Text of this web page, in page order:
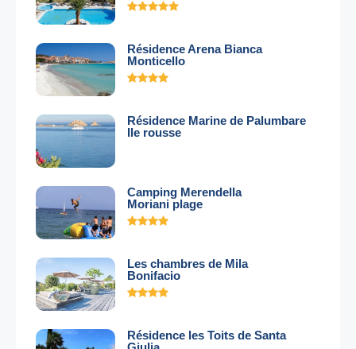
Résidence Arena Bianca
Monticello
Résidence Marine de Palumbare
Ile rousse
Camping Merendella
Moriani plage
Les chambres de Mila
Bonifacio
Résidence les Toits de Santa